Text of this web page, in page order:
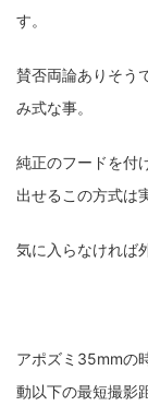
す。
賛否両論ありそう
み式な事。
純正のフードを付
出せるこの方式は
気に入らなければ
アポズミ35mmの
動以下の最短撮影